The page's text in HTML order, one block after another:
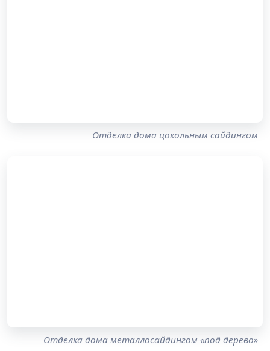
Отделка дома цокольным сайдингом
Отделка дома металлосайдингом «под дерево»